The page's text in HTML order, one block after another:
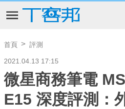
首頁 評測
2021.04.13 17:15
微星商務筆電
E15 深度評測：